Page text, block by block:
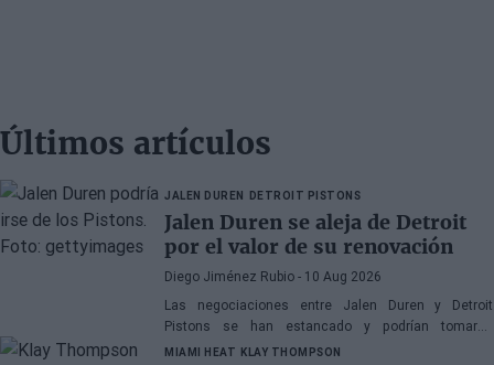
Últimos artículos
JALEN DUREN DETROIT PISTONS
Jalen Duren se aleja de Detroit
por el valor de su renovación
Diego Jiménez Rubio - 10 Aug 2026
Las negociaciones entre Jalen Duren y Detroit
Pistons se han estancado y podrían tomarse
decisiones drásticas próximamente.
MIAMI HEAT KLAY THOMPSON